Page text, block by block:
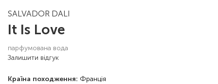
SALVADOR DALI
It Is Love
парфумована вода
Залишити відгук
Країна походження: Франція